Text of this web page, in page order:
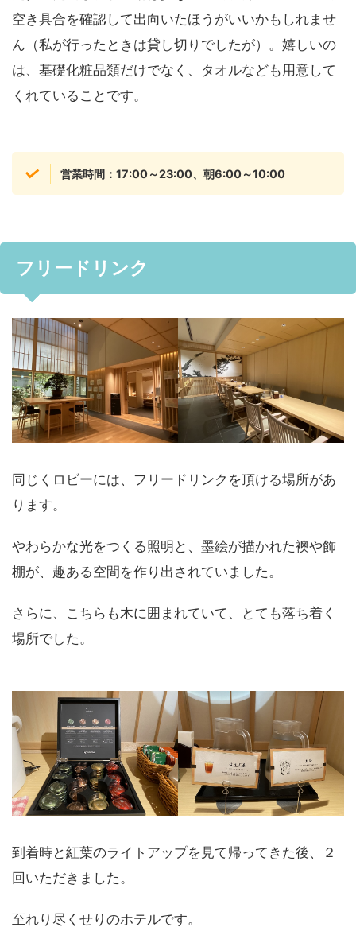
空き具合を確認して出向いたほうがいいかもしれませ
ん（私が行ったときは貸し切りでしたが）。嬉しいの
は、基礎化粧品類だけでなく、タオルなども用意して
くれていることです。
営業時間：17:00～23:00、朝6:00～10:00
フリードリンク
同じくロビーには、フリードリンクを頂ける場所があ
ります。
やわらかな光をつくる照明と、墨絵が描かれた襖や飾
棚が、趣ある空間を作り出されていました。
さらに、こちらも木に囲まれていて、とても落ち着く
場所でした。
到着時と紅葉のライトアップを見て帰ってきた後、２
回いただきました。
至れり尽くせりのホテルです。